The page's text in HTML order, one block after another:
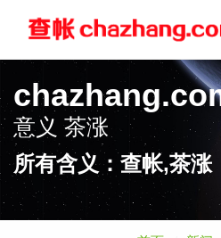
意义茶涨
所有含义：查帐,茶涨